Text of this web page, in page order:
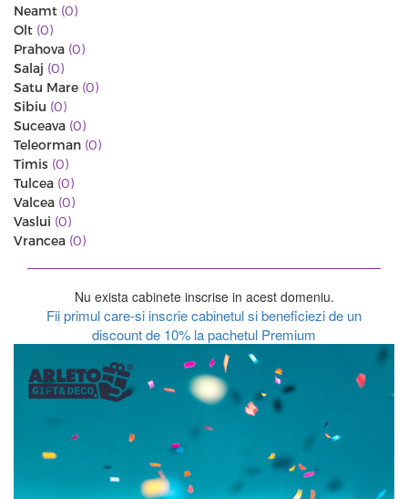
Neamt (0)
Olt (0)
Prahova (0)
Salaj (0)
Satu Mare (0)
Sibiu (0)
Suceava (0)
Teleorman (0)
Timis (0)
Tulcea (0)
Valcea (0)
Vaslui (0)
Vrancea (0)
Nu exista cabinete inscrise in acest domeniu.
Fii primul care-si inscrie cabinetul si beneficiezi de un
discount de 10% la pachetul Premium